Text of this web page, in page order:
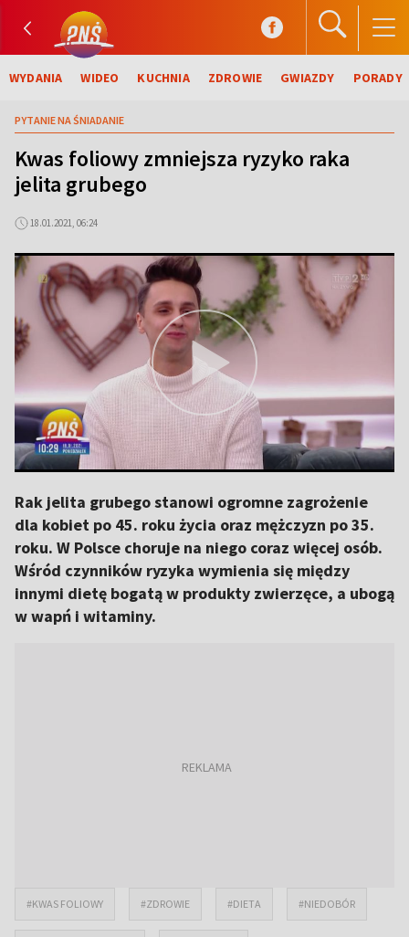
WYDANIA WIDEO KUCHNIA ZDROWIE GWIAZDY PORADY
PYTANIE NA ŚNIADANIE
Kwas foliowy zmniejsza ryzyko raka
jelita grubego
18.01.2021, 06:24
Rak jelita grubego stanowi ogromne zagrożenie
dla kobiet po 45. roku życia oraz mężczyzn po 35.
roku. W Polsce choruje na niego coraz więcej osób.
Wśród czynników ryzyka wymienia się między
innymi dietę bogatą w produkty zwierzęce, a ubogą
w wapń i witaminy.
#KWAS FOLIOWY #ZDROWIE #DIETA #NIEDOBÓR